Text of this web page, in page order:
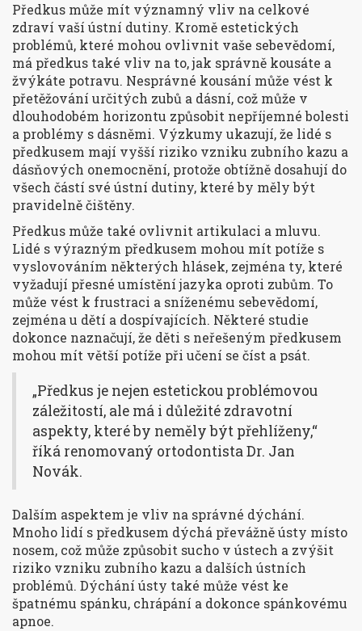
Předkus může mít významný vliv na celkové
zdraví vaší ústní dutiny. Kromě estetických
problémů, které mohou ovlivnit vaše sebevědomí,
má předkus také vliv na to, jak správně kousáte a
žvýkáte potravu. Nesprávné kousání může vést k
přetěžování určitých zubů a dásní, což může v
dlouhodobém horizontu způsobit nepříjemné bolesti
a problémy s dásněmi. Výzkumy ukazují, že lidé s
předkusem mají vyšší riziko vzniku zubního kazu a
dásňových onemocnění, protože obtížně dosahují do
všech částí své ústní dutiny, které by měly být
pravidelně čištěny.
Předkus může také ovlivnit artikulaci a mluvu.
Lidé s výrazným předkusem mohou mít potíže s
vyslovováním některých hlásek, zejména ty, které
vyžadují přesné umístění jazyka oproti zubům. To
může vést k frustraci a sníženému sebevědomí,
zejména u dětí a dospívajících. Některé studie
dokonce naznačují, že děti s neřešeným předkusem
mohou mít větší potíže při učení se číst a psát.
„Předkus je nejen estetickou problémovou
záležitostí, ale má i důležité zdravotní
aspekty, které by neměly být přehlíženy,“
říká renomovaný ortodontista Dr. Jan
Novák.
Dalším aspektem je vliv na správné dýchání.
Mnoho lidí s předkusem dýchá převážně ústy místo
nosem, což může způsobit sucho v ústech a zvýšit
riziko vzniku zubního kazu a dalších ústních
problémů. Dýchání ústy také může vést ke
špatnému spánku, chrápání a dokonce spánkovému
apnoe.